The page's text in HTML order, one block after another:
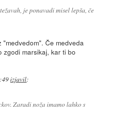
je ponavadi misel lepša, če
Če medveda
zgodi marsikaj, kar ti bo
izjavil:
Zaradi noža imamo lahko s